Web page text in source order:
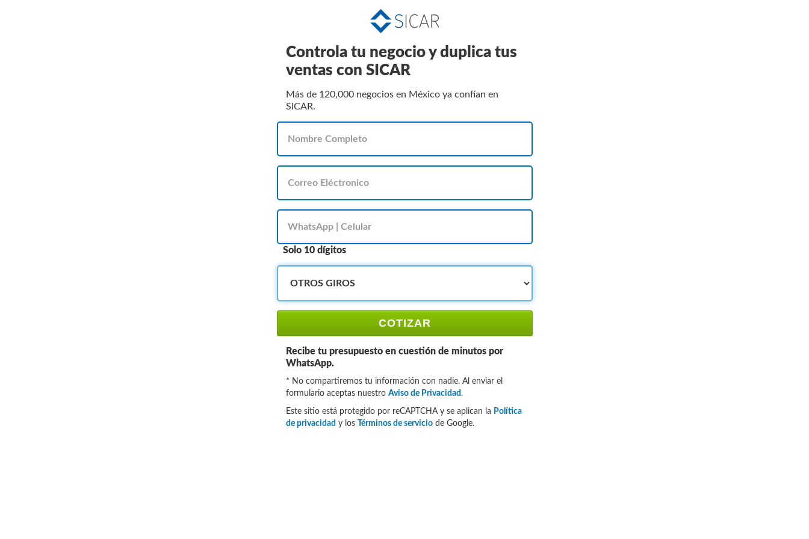
Controla tu negocio y duplica tus
ventas con SICAR
Más de 120,000 negocios en México ya confían en
SICAR.
Solo 10 dígitos
COTIZAR
Recibe tu presupuesto en cuestión de minutos por
WhatsApp.
* No compartiremos tu información con nadie. Al enviar el
formulario aceptas nuestro Aviso de Privacidad .
Este sitio está protegido por reCAPTCHA y se aplican la Política
de privacidad y los Términos de serviciode Google.